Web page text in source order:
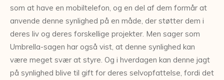
som at have en mobiltelefon, og en del af dem formår at
anvende denne synlighed på en måde, der støtter dem i
deres liv og deres forskellige projekter. Men sager som
Umbrella-sagen har også vist, at denne synlighed kan
være meget svær at styre. Og i hverdagen kan denne jagt
på synlighed blive til gift for deres selvopfattelse, fordi det